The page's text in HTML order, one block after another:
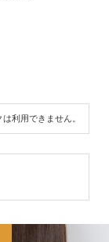
は利用できません。